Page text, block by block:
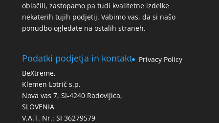
oblačili, zastopamo pa tudi kvalitetne izdelke
nekaterih tujih podjetij. Vabimo vas, da si našo
ponudbo ogledate na ostalih straneh.
Podatki podjetja in kontakt
BeXtreme,
Klemen Lotrič s.p.
Nova vas 7, SI-4240 Radovljica,
SLOVENIA
V.A.T. Nr.: SI 36279579
Privacy Policy